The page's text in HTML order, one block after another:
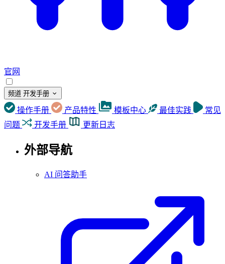
官网
频道 开发手册
操作手册 产品特性 模板中心 最佳实践
常见
问题
开发手册 更新日志
外部导航
AI 问答助手